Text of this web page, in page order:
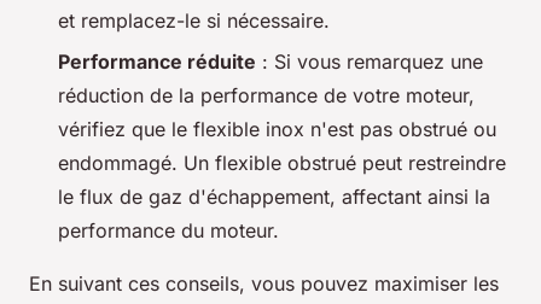
et remplacez-le si nécessaire.
Performance réduite : Si vous remarquez une
réduction de la performance de votre moteur,
vérifiez que le flexible inox n'est pas obstrué ou
endommagé. Un flexible obstrué peut restreindre
le flux de gaz d'échappement, affectant ainsi la
performance du moteur.
En suivant ces conseils, vous pouvez maximiser les